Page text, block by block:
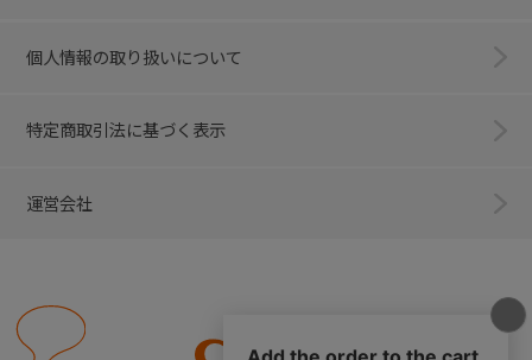
個人情報の取り扱いについて
特定商取引法に基づく表示
運営会社
Combi